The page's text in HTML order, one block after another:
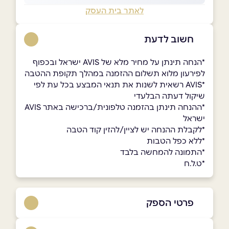
לאתר בית העסק
חשוב לדעת
*הנחה תינתן על מחיר מלא של AVIS ישראל ובכפוף
לפירעון מלוא תשלום ההזמנה במהלך תקופת ההטבה
*AVIS רשאית לשנות את תנאי המבצע בכל עת לפי
שיקול דעתה הבלעדי
*ההנחה תינתן בהזמנה טלפונית/ברכישה באתר AVIS
ישראל
*לקבלת ההנחה יש לציין/להזין קוד הטבה
*ללא כפל הטבות
*התמונה להמחשה בלבד
*ט.ל.ח
פרטי הספק